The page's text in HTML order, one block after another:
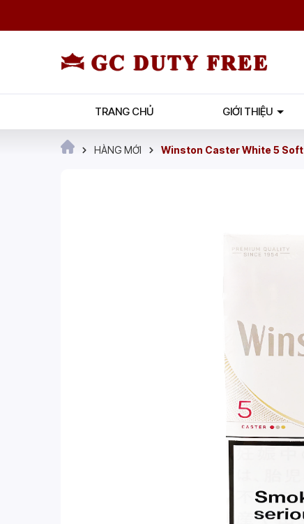
TRANG CHỦ GIỚI THIỆU
HÀNG MỚI Winston Caster White 5 Soft